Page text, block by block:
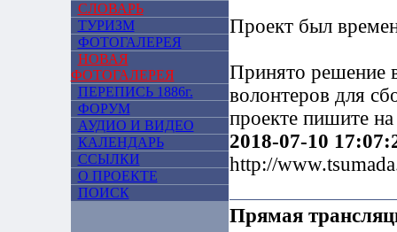
СЛОВАРЬ
ТУРИЗМ
ФОТОГАЛЕРЕЯ
НОВАЯ
ФОТОГАЛЕРЕЯ
ПЕРЕПИСЬ 1886г.
ФОРУМ
АУДИО И ВИДЕО
КАЛЕНДАРЬ
ССЫЛКИ
О ПРОЕКТЕ
ПОИСК
Проект был
Принято решение
волонтеров для
проекте пишите
2018-07-10
http://
Прямая